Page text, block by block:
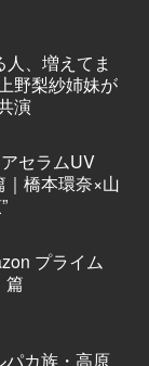
、増えてま
野梨紗姉妹が
演
セラムUV
橋本環奈×山
プライム
篇
パカ族・高原